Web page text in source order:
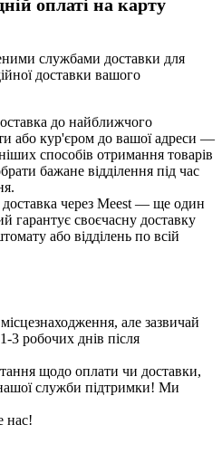
оплаті на карту
службами доставки для
доставки вашого
до найближчого
або кур'єром до вашої адреси —
способів отримання товарів
бажане відділення під час
через Meest — ще один
гарантує своєчасну доставку
або відділень по всій
але зазвичай
3 робочих днів після
щодо оплати чи доставки,
служби підтримки! Ми
нас!